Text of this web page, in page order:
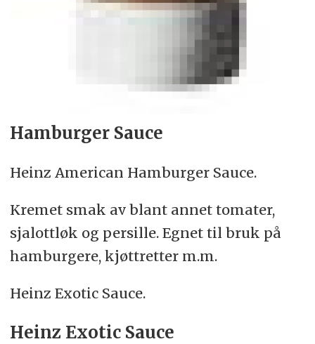
Hamburger Sauce
Heinz American Hamburger Sauce.
Kremet smak av blant annet tomater,
sjalottløk og persille. Egnet til bruk på
hamburgere, kjøttretter m.m.
Heinz Exotic Sauce.
Heinz Exotic Sauce